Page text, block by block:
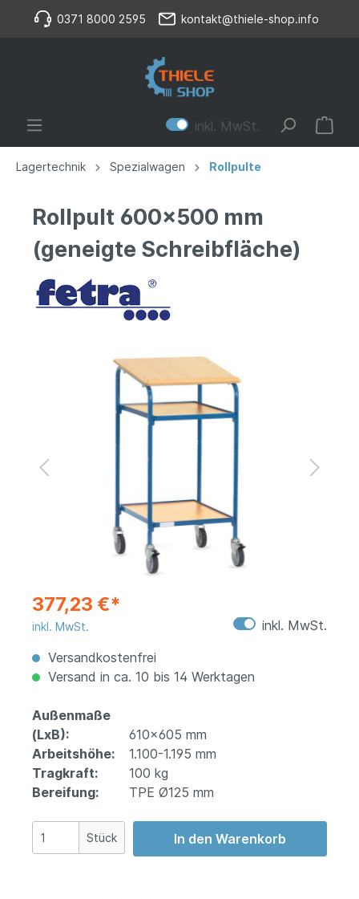
0371 8000 2595 kontakt@thiele-shop.info
inkl. MwSt.
Lagertechnik Spezialwagen Rollpulte
Rollpult 600x500 mm
(geneigte Schreibfläche)
377,23 €*
inkl. MwSt.
inkl. MwSt.
Versandkostenfrei
Versand in ca. 10 bis 14 Werktagen
Außenmaße
(LxB):
610x605 mm
Arbeitshöhe:
1.100-1.195 mm
Tragkraft:
100 kg
Bereifung:
TPE Ø125 mm
Stück In den Warenkorb